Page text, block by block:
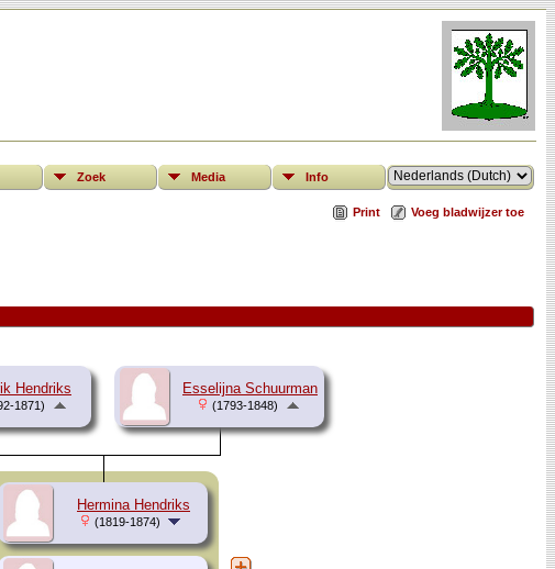
Zoek Media Info
Print Voeg bladwijzer toe
Hendriks
1871)
Esselijna Schuurman
(1793-1848)
Hermina Hendriks
(1819-1874)